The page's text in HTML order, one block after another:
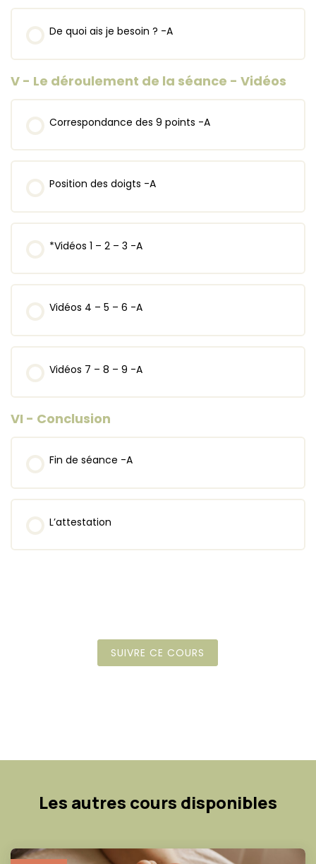
De quoi ais je besoin ? -A
V - Le déroulement de la séance - Vidéos
Correspondance des 9 points -A
Position des doigts -A
*Vidéos 1 – 2 – 3 -A
Vidéos 4 – 5 – 6 -A
Vidéos 7 – 8 – 9 -A
VI - Conclusion
Fin de séance -A
L’attestation
SUIVRE CE COURS
Les autres cours disponibles